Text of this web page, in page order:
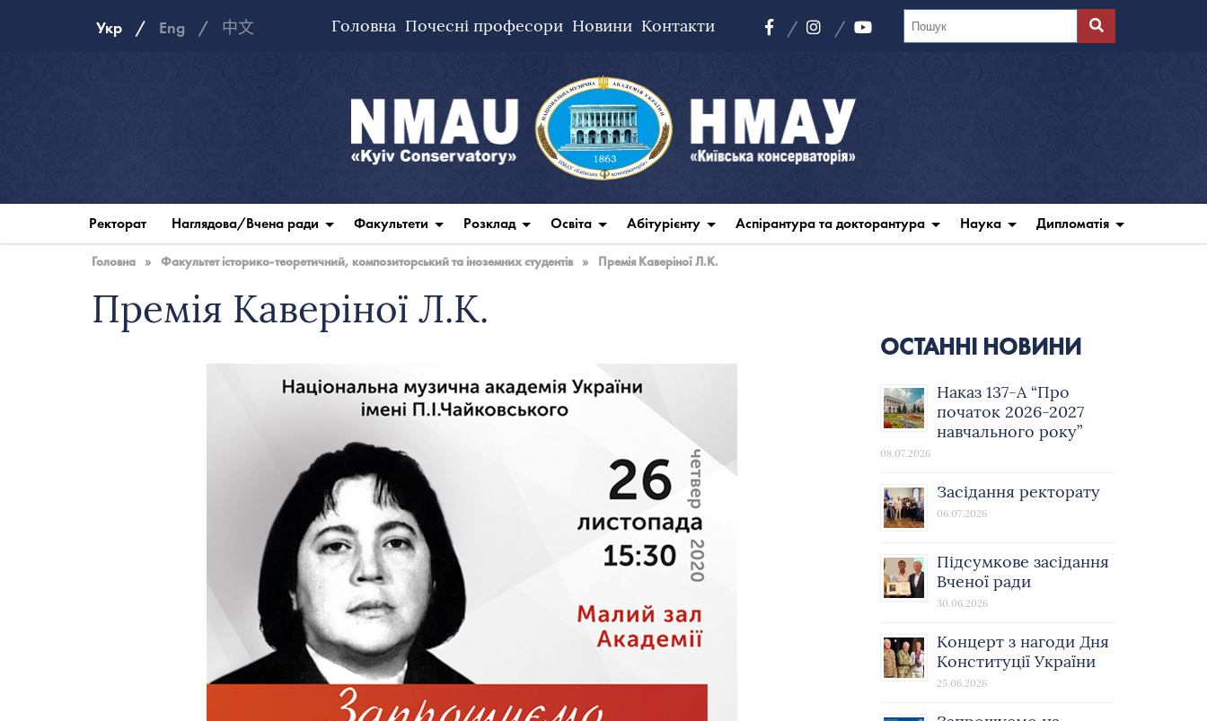
Укр Eng 中文 Головна Почесні професори Новини Контакти
Ректорат Наглядова/Вчена ради Факультети Розклад Освіта Абітурієнту Аспірантура та докторантура Наука Дипломатія
Головна » Факультет історико-теоретичний, композиторський та іноземних студентів » Премія Каверіної Л.К.
Премія Каверіної Л.К.
ОСТАННІ НОВИНИ
Наказ 137-А “Про
початок 2026-2027
навчального року”
08.07.2026
Засідання ректорату
06.07.2026
Підсумкове засідання
Вченої ради
30.06.2026
Концерт з нагоди Дня
Конституції України
25.06.2026